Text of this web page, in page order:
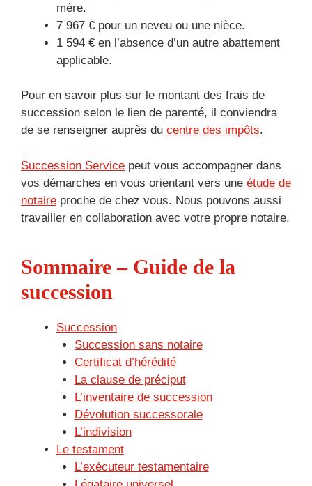
mère.
7 967 € pour un neveu ou une nièce.
1 594 € en l’absence d’un autre abattement
applicable.
Pour en savoir plus sur le montant des frais de
succession selon le lien de parenté, il conviendra
de se renseigner auprès du centre des impôts.
Succession Service peut vous accompagner dans
vos démarches en vous orientant vers une étude de
notaire proche de chez vous. Nous pouvons aussi
travailler en collaboration avec votre propre notaire.
Sommaire – Guide de la
succession
Succession
Succession sans notaire
Certificat d’hérédité
La clause de préciput
L’inventaire de succession
Dévolution successorale
L’indivision
Le testament
L’exécuteur testamentaire